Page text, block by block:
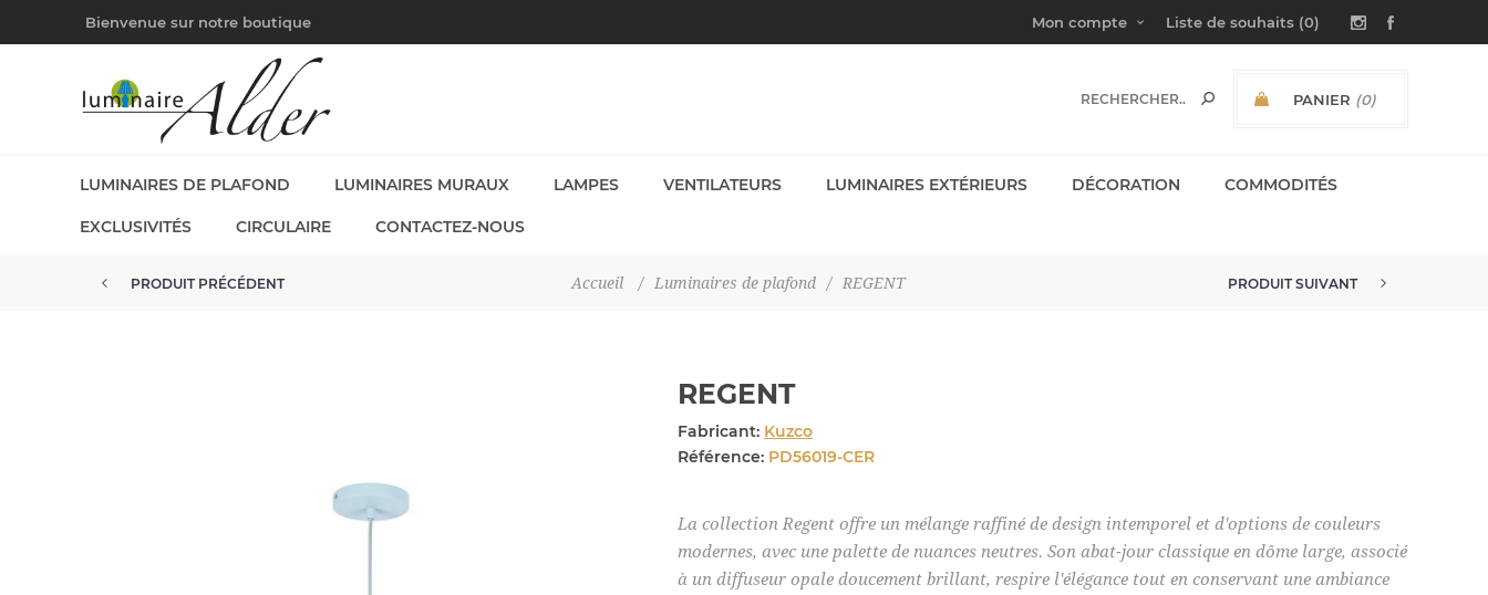
Bienvenue sur notre boutique Mon compte Liste de souhaits (0)
PANIER (0)
LUMINAIRES DE PLAFOND LUMINAIRES MURAUX LAMPES VENTILATEURS LUMINAIRES EXTÉRIEURS DÉCORATION COMMODITÉS
EXCLUSIVITÉS CIRCULAIRE CONTACTEZ-NOUS
Accueil / Luminaires de plafond / REGENT
PRODUIT PRÉCÉDENT PRODUIT SUIVANT
REGENT
Fabricant: Kuzco
Référence: PD56019-CER
La collection Regent offre un mélange raffiné de design intemporel et d'options de couleurs
modernes, avec une palette de nuances neutres. Son abat-jour classique en dôme large, associé
à un diffuseur opale doucement brillant, respire l'élégance tout en conservant une ambiance